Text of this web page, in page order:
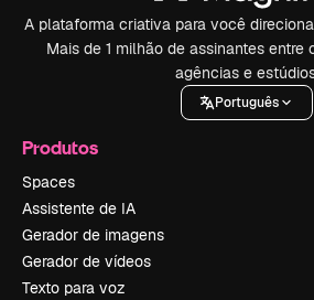
A plataforma criativa para você
Mais de 1 milhão de assinantes entre
agências e
Português
Produtos
Spaces
Assistente de IA
Gerador de imagens
Gerador de vídeos
Texto para voz